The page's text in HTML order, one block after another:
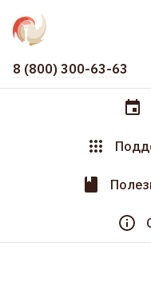
8 (800) 300-63-63